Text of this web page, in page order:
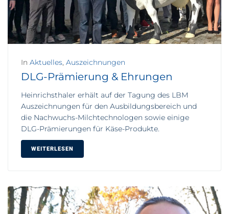
In Aktuelles, Auszeichnungen
DLG-Prämierung & Ehrungen
Heinrichsthaler erhält auf der Tagung des LBM
Auszeichnungen für den Ausbildungsbereich und
die Nachwuchs-Milchtechnologen sowie einige
DLG-Prämierungen für Käse-Produkte.
WEITERLESEN